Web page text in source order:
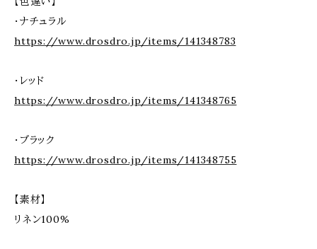
・ナチュラル
https://www.drosdro.jp/items/141348783
・レッド
https://www.drosdro.jp/items/141348765
・ブラック
https://www.drosdro.jp/items/141348755
【素材】
リネン100%